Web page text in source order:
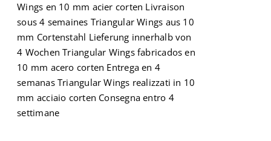
Wings en 10 mm acier corten Livraison
sous 4 semaines Triangular Wings aus 10
mm Cortenstahl Lieferung innerhalb von
4 Wochen Triangular Wings fabricados en
10 mm acero corten Entrega en 4
semanas Triangular Wings realizzati in 10
mm acciaio corten Consegna entro 4
settimane